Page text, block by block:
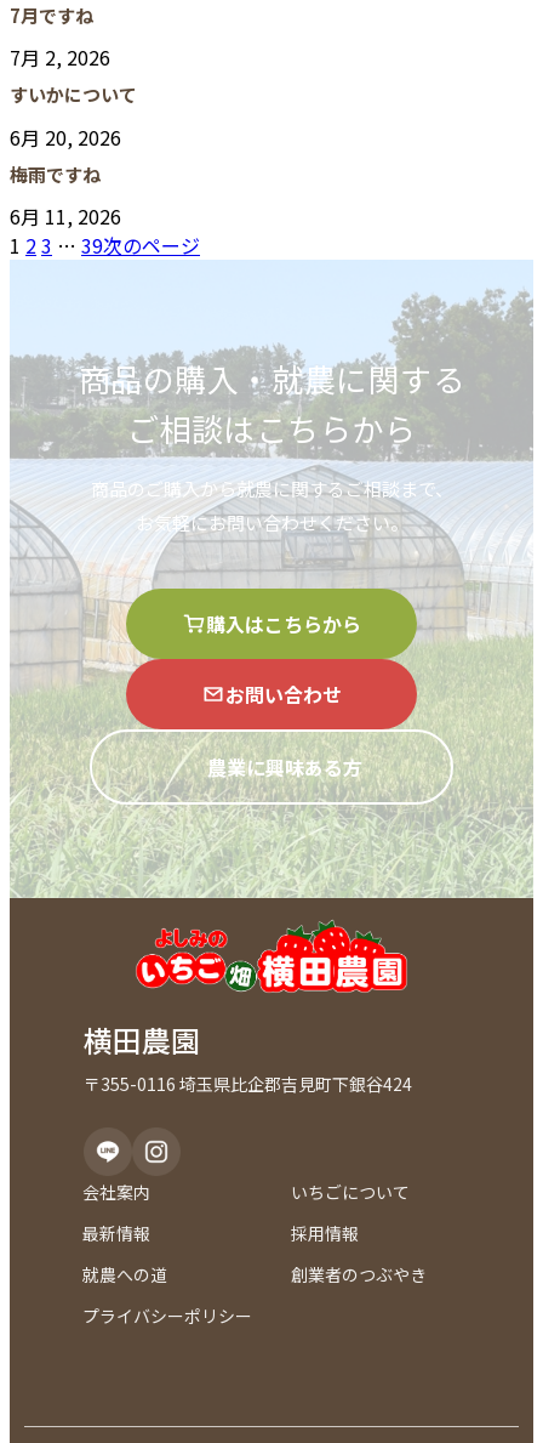
7月ですね
7月 2, 2026
すいかについて
6月 20, 2026
梅雨ですね
6月 11, 2026
1 23 … 39次のページ
商品の購入・就農に関する
ご相談はこちらから
商品のご購入から就農に関するご相談まで、
お気軽にお問い合わせください。
購入はこちらから
お問い合わせ
農業に興味ある方
横田農園
〒355-0116 埼玉県比企郡吉見町下銀谷424
会社案内
いちごについて
最新情報
採用情報
就農への道
創業者のつぶやき
プライバシーポリシー